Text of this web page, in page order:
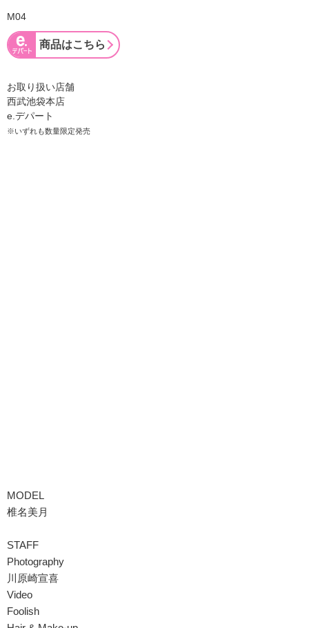
M04
商品はこちら
お取り扱い店舗
西武池袋本店
e.デパート
※いずれも数量限定発売
MODEL
椎名美月
STAFF
Photography
川原崎宣喜
Video
Foolish